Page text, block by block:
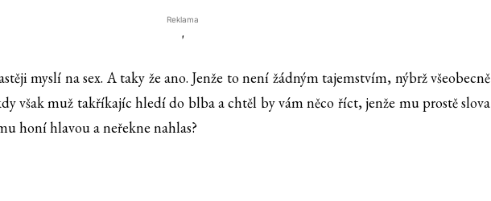
Reklama
'
myslí na sex. A taky že ano. Jenže to není žádným tajemstvím, nýbrž všeobecně
však muž takříkajíc hledí do blba a chtěl by vám něco říct, jenže mu prostě slova
honí hlavou a neřekne nahlas?